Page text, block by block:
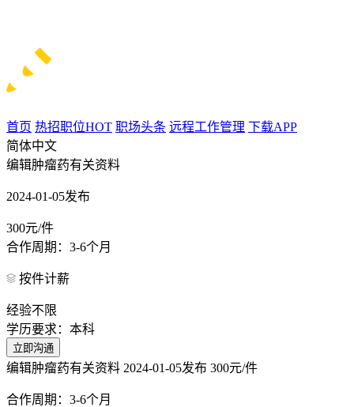
首页 热招职位HOT 职场头条 远程工作管理 下载APP
简体中文
编辑肿瘤药有关资料
2024-01-05发布
300元/件
合作周期：3-6个月
按件计薪
经验不限
学历要求：本科
立即沟通
编辑肿瘤药有关资料 2024-01-05发布 300元/件
合作周期：3-6个月